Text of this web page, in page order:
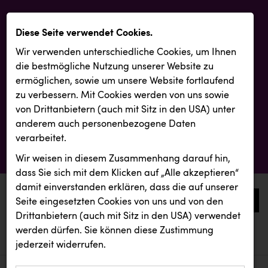
0
aktuelle aussendungen
aktuelle aussendungen
Diese Seite verwendet Cookies.
Wir verwenden unterschiedliche Cookies, um Ihnen
die best­mögliche Nutzung unserer Website zu
ermöglichen, sowie um unsere Website fortlaufend
zu verbessern. Mit Cookies werden von uns sowie
von Drittanbietern (auch mit Sitz in den USA) unter
anderem auch personenbezogene Daten
verarbeitet.
Wir weisen in diesem Zusammenhang darauf hin,
dass Sie sich mit dem Klicken auf „Alle akzeptieren“
damit ein­ver­standen erklären, dass die auf unserer
Seite eingesetzten Cookies von uns und von den
Drittanbietern (auch mit Sitz in den USA) verwendet
werden dürfen. Sie können diese Zustimmung
jederzeit widerrufen.